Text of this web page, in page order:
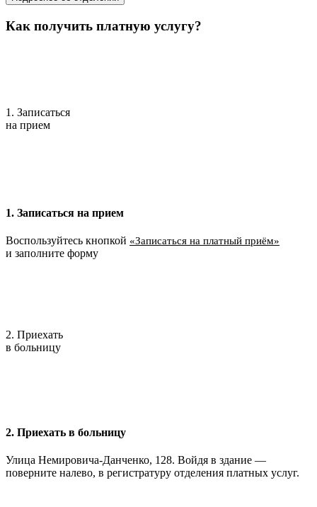
Как получить платную услугу?
1. Записаться
на прием
1. Записаться на прием
Воспользуйтесь кнопкой «Записаться на платный приём»
и заполните форму
2. Приехать
в больницу
2. Приехать в больницу
Улица Немировича-Данченко, 128. Войдя в здание —
поверните налево, в регистратуру отделения платных услуг.